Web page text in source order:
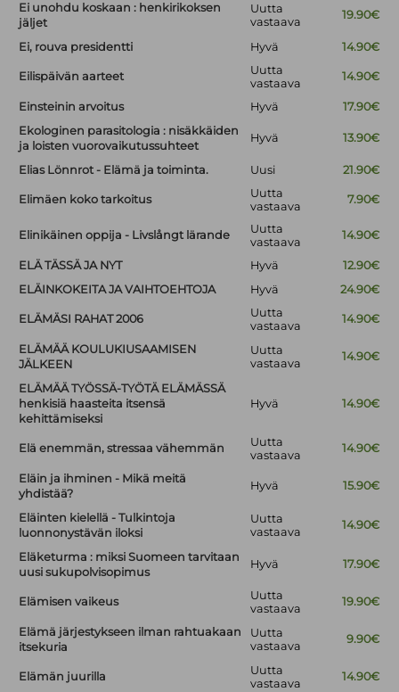
Ei unohdu koskaan : henkirikoksen
jäljet
Uutta
vastaava
19.90€
Ei, rouva presidentti Hyvä 14.90€
Eilispäivän aarteet
Uutta
vastaava
14.90€
Einsteinin arvoitus Hyvä
17.90€
Ekologinen parasitologia : nisäkkäiden
ja loisten vuorovaikutussuhteet
Hyvä 13.90€
Elias Lönnrot - Elämä ja toiminta. Uusi 21.90€
Elimäen koko tarkoitus
Uutta
vastaava
7.90€
Elinikäinen oppija - Livslångt lärande
Uutta
vastaava
14.90€
ELÄ TÄSSÄ JA NYT Hyvä
12.90€
ELÄINKOKEITA JA VAIHTOEHTOJA
Hyvä 24.90€
ELÄMÄSI RAHAT 2006
Uutta
vastaava
14.90€
ELÄMÄÄ KOULUKIUSAAMISEN
JÄLKEEN
Uutta
vastaava
14.90€
ELÄMÄÄ TYÖSSÄ-TYÖTÄ ELÄMÄSSÄ
henkisiä haasteita itsensä
kehittämiseksi
Hyvä 14.90€
Elä enemmän, stressaa vähemmän
Uutta
vastaava
14.90€
Eläin ja ihminen - Mikä meitä
yhdistää?
Hyvä 15.90€
Eläinten kielellä - Tulkintoja
luonnonystävän iloksi
Uutta
vastaava
14.90€
Eläketurma : miksi Suomeen tarvitaan
uusi sukupolvisopimus
Hyvä 17.90€
Elämisen vaikeus
Uutta
vastaava
19.90€
Elämä järjestykseen ilman rahtuakaan
itsekuria
Uutta
vastaava
9.90€
Elämän juurilla
Uutta
vastaava
14.90€